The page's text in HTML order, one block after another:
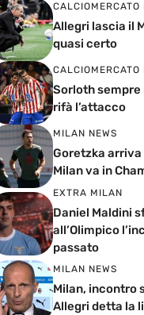
CALCIOMERCATO
Allegri lascia il
quasi certo
CALCIOMERCATO
Sorloth sempre
rifà l’attacco
MILAN NEWS
Goretzka arriva
Milan va in
EXTRA MILAN
Daniel Maldini
all’Olimpico
passato
MILAN NEWS
Milan, incontro
Allegri detta la